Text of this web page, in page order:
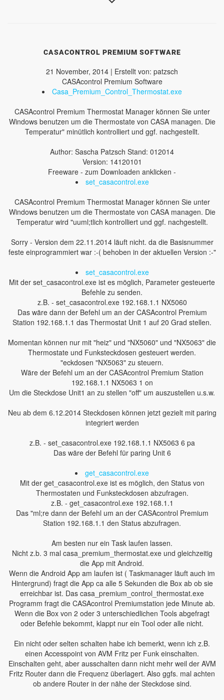
CASACONTROL PREMIUM SOFTWARE
21 November, 2014 | Erstellt von: patzsch
CASAcontrol Premium Software
Casa_Premium_Control_Thermostat.exe
CASAcontrol Premium Thermostat Manager können Sie unter
Windows benutzen um die Thermostate von CASA managen. Die
Temperatur" minütlich kontrolliert und ggf. nachgestellt.
Author: Sascha Patzsch Stand: 012014
Version: 14120101
Freeware - zum Downloaden anklicken -
set_casacontrol.exe
CASAcontrol Premium Thermostat Manager können Sie unter
Windows benutzen um die Thermostate von CASA managen. Die
Temperatur wird "uuml;tlich kontrolliert und ggf. nachgestellt.
Sorry - Version dem 22.11.2014 läuft nicht. da die Basisnummer
feste einprogrammiert war :-( behoben in der aktuellen Version :-"
set_casacontrol.exe
Mit der set_casacontrol.exe ist es möglich, Parameter gesteuerte
Befehle zu senden.
z.B. - set_casacontrol.exe 192.168.1.1 NX5060
Das wäre dann der Befehl um an der CASAcontrol Premium
Station 192.168.1.1 das Thermostat Unit 1 auf 20 Grad stellen.
Momentan können nur mit "heiz" und "NX5060" und "NX5063" die
Thermostate und Funksteckdosen gesteuert werden.
"eckdosen "NX5063" zu steuern.
Wäre der Befehl um an der CASAcontrol Premium Station
192.168.1.1 NX5063 1 on
Um die Steckdose Unit1 an zu stellen "off" um auszustellen u.s.w.
Neu ab dem 6.12.2014 Steckdosen können jetzt gezielt mit paring
integriert werden
z.B. - set_casacontrol.exe 192.168.1.1 NX5063 6 pa
Das wäre der Befehl für paring Unit 6
get_casacontrol.exe
Mit der get_casacontrol.exe ist es möglich, den Status von
Thermostaten und Funksteckdosen abzufragen.
z.B. - get_casacontrol.exe 192.168.1.1
Das "ml;re dann der Befehl um an der CASAcontrol Premium
Station 192.168.1.1 den Status abzufragen.
Am besten nur ein Task laufen lassen.
Nicht z.b. 3 mal casa_premium_thermostat.exe und gleichzeitig
die App mit Android.
Wenn die Android App am laufen ist ( Taskmanager läuft auch im
Hintergrund) fragt die App ca alle 5 Sekunden die Box ab ob sie
erreichbar ist. Das casa_premium_control_thermostat.exe
Programm fragt die CASAcontrol Premiumstation jede Minute ab.
Wenn die Box von 2 oder 3 unterschiedlichen Tools abgefragt
oder Befehle bekommt, klappt nur ein Tool oder alle nicht.
Ein nicht oder selten schalten habe ich bemerkt, wenn ich z.B.
einen Accesspoint von AVM Fritz per Funk einschalten.
Einschalten geht, aber ausschalten dann nicht mehr weil der AVM
Fritz Router dann die Frequenz überlagert. Also ggfs. mal achten
ob andere Router in der nähe der Steckdose sind.